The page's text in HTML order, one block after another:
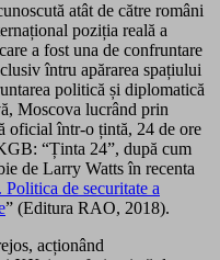
atât de către români
poziția reală a
a fost una de confruntare
întru apărarea spațiului
politică și diplomatică
Moscova lucrând prin
oficial într-o țintă, 24 de ore
“Ținta 24”, după cum
de Larry Watts în recenta
de securitate a
” (Editura RAO, 2018).
acționând